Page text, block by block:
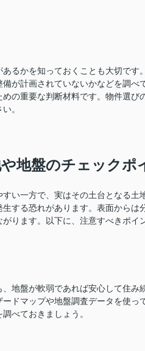
るかを知っておくことも大切で
が計画されていないかなどを調べ
の重要な判断材料です。物件選
。
地盤のチェックポ
い一方で、実はその土台となる
する恐れがあります。表面から
ります。以下に、注意すべきポイ
地盤が軟弱であれば安心して住
ドマップや地盤調査データを使っ
べておきましょう。